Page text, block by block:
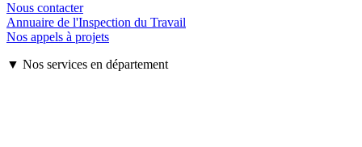
Nous contacter
Annuaire de l'Inspection du Travail
Nos appels à projets
▼ Nos services en département